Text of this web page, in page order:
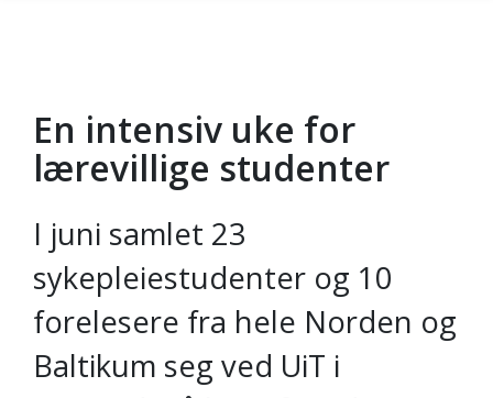
Gå til hovedinnhold
En intensiv uke for
lærevillige studenter
I juni samlet 23
sykepleiestudenter og 10
forelesere fra hele Norden og
Baltikum seg ved UiT i